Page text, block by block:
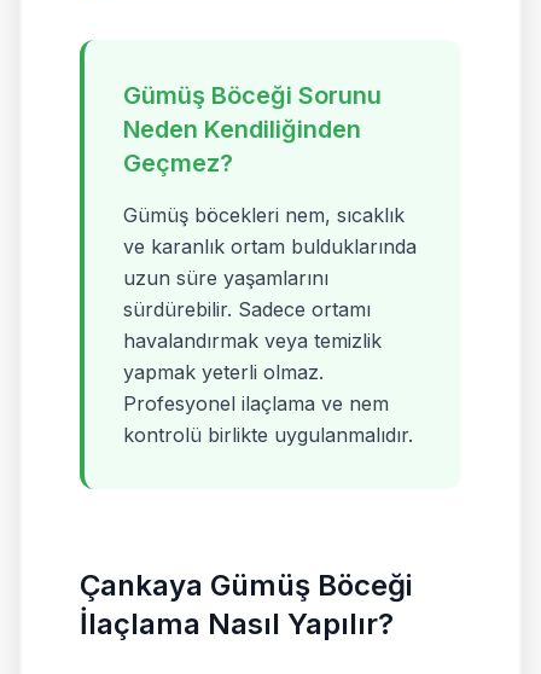
Gümüş Böceği Sorunu
Neden Kendiliğinden
Geçmez?
Gümüş böcekleri nem, sıcaklık
ve karanlık ortam bulduklarında
uzun süre yaşamlarını
sürdürebilir. Sadece ortamı
havalandırmak veya temizlik
yapmak yeterli olmaz.
Profesyonel ilaçlama ve nem
kontrolü birlikte uygulanmalıdır.
Çankaya Gümüş Böceği
İlaçlama Nasıl Yapılır?